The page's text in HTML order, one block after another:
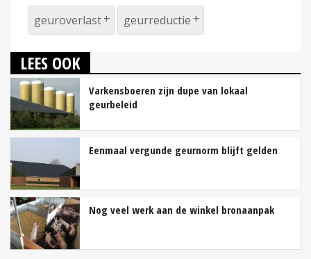
geuroverlast geurreductie
LEES OOK
Varkensboeren zijn dupe van lokaal
geurbeleid
Eenmaal vergunde geurnorm blijft gelden
Nog veel werk aan de winkel bronaanpak